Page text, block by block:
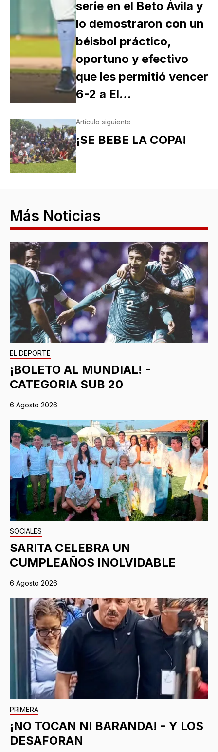
serie en el Beto Ávila y
lo demostraron con un
béisbol práctico,
oportuno y efectivo
que les permitió vencer
6-2 a El…
Artículo siguiente
¡SE BEBE LA COPA!
Más Noticias
EL DEPORTE
¡BOLETO AL MUNDIAL! -
CATEGORIA SUB 20
6 Agosto 2026
SOCIALES
SARITA CELEBRA UN
CUMPLEAÑOS INOLVIDABLE
6 Agosto 2026
PRIMERA
¡NO TOCAN NI BARANDA! - Y LOS
DESAFORAN